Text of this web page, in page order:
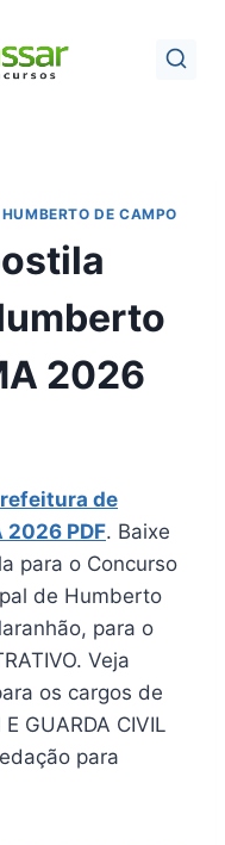
DE CAMPO
2026
de
2026 PDF. Baixe
para o Concurso
de Humberto
para o
Veja
os cargos de
GUARDA CIVIL
para